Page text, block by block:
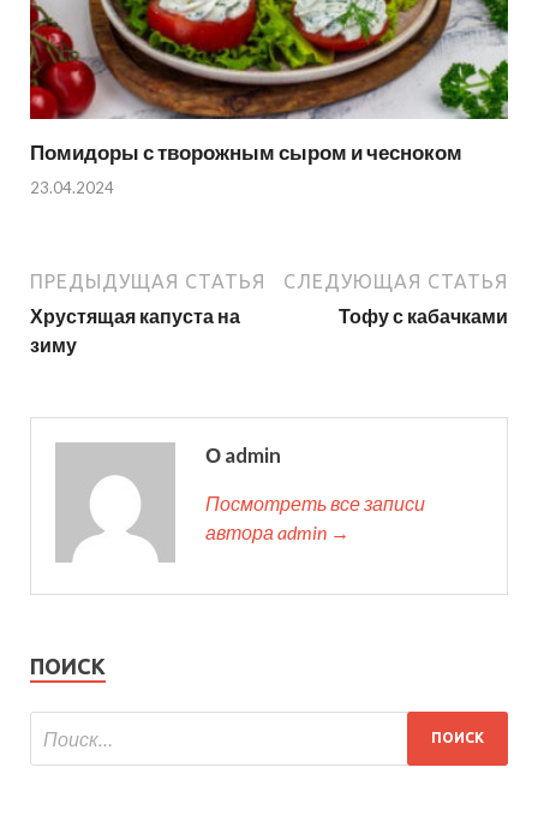
Помидоры с творожным сыром и чесноком
23.04.2024
ПРЕДЫДУЩАЯ СТАТЬЯ
Хрустящая капуста на
зиму
СЛЕДУЮЩАЯ СТАТЬЯ
Тофу с кабачками
О admin
Посмотреть все записи
автора admin →
ПОИСК